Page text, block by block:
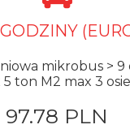
GODZINY
mikrobus > 9
5 ton M2 max 3
97.78 PLN